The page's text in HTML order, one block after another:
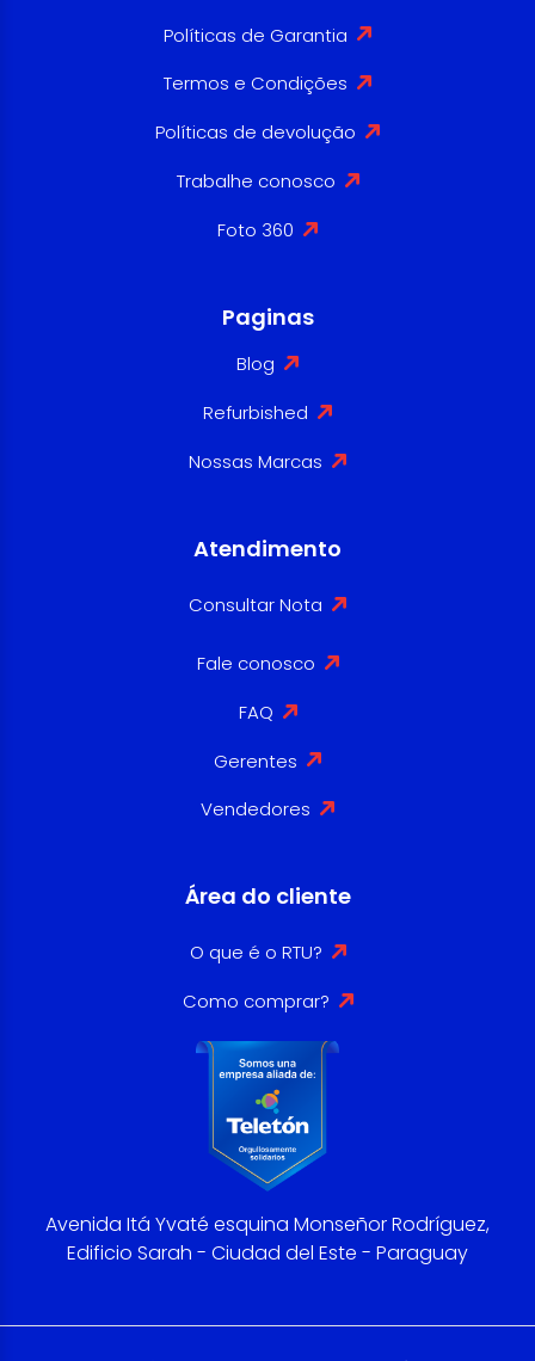
Políticas de Garantia
Termos e Condições
Políticas de devolução
Trabalhe conosco
Foto 360
Paginas
Blog
Refurbished
Nossas Marcas
Atendimento
Consultar Nota
Fale conosco
FAQ
Gerentes
Vendedores
Área do cliente
O que é o RTU?
Como comprar?
Avenida Itá Yvaté esquina Monseñor Rodríguez,
Edificio Sarah - Ciudad del Este - Paraguay